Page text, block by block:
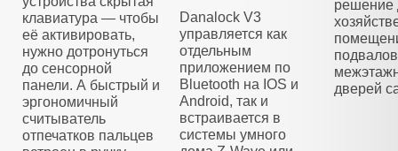
клавиатура — чтобы
её активировать,
нужно дотронуться
до сенсорной
панели. А быстрый и
эргономичный
считыватель
отпечатков пальцев
Danalock V3
управляется как
отдельным
приложением по
Bluetooth на IOS и
Android, так и
встраивается в
системы умного
решение
дверей